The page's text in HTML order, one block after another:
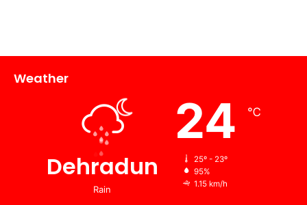
Weather
Dehradun
Rain
24 ℃
25º - 23º
95%
1.15 km/h